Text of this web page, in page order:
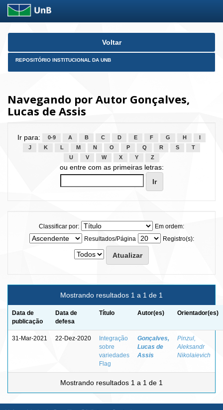
Skip
Voltar
REPOSITÓRIO INSTITUCIONAL DA UNB
Navegando por Autor Gonçalves,
Lucas de Assis
Ir para: 0-9 A B C D E F G H
J
K L M N O P Q R S
T
U
V W X Y Z
ou entre com as primeiras letras:
Classificar por:
Em ordem:
Resultados/Página
Registro(s):
Mostrando resultados 1 a 1 de 1
Data de
publicação
Data de
defesa
Título Autor(es) Orientador(es)
31-Mar-2021 22-Dez-2020
Integração
sobre
variedades
Flag
Gonçalves,
Lucas de
Assis
Pinzul,
Aleksandr
Nikolaievich
Mostrando resultados 1 a 1 de 1